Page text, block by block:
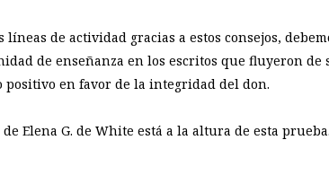
de actividad gracias a estos consejos,
de enseñanza en los escritos que fluyeron de
en favor de la integridad del don.
Elena G. de White está a la altura de esta prueba.